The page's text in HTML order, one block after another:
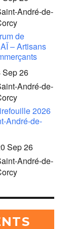
André-de-
de
– Artisans
Sep 26
André-de-
2026
André-de-
Sep 26
André-de-